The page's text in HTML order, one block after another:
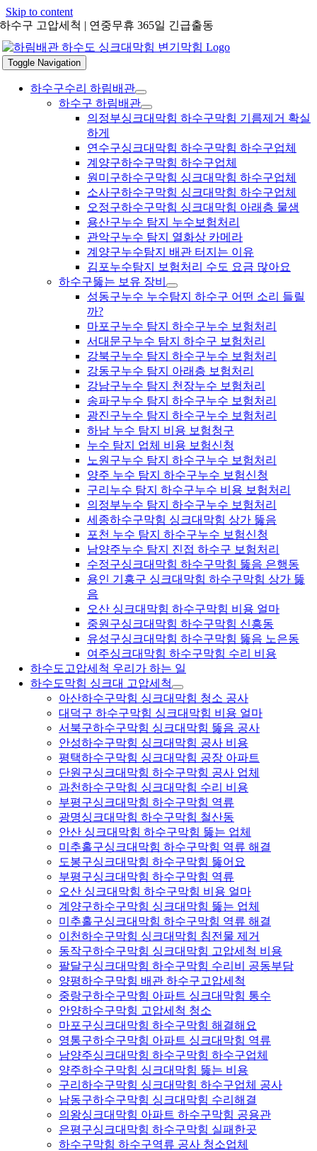
Skip to content
하수구 고압세척 | 연중무휴 365일 긴급출동
Toggle Navigation
하수구수리 하림배관
하수구 하림배관
의정부싱크대막힘 하수구막힘 기름제거 확실
하게
연수구싱크대막힘 하수구막힘 하수구업체
계양구하수구막힘 하수구업체
원미구하수구막힘 싱크대막힘 하수구업체
소사구하수구막힘 싱크대막힘 하수구업체
오정구하수구막힘 싱크대막힘 아래층 물샘
용산구누수 탐지 누수보험처리
관악구누수 탐지 열화상 카메라
계양구누수탐지 배관 터지는 이유
김포누수탐지 보험처리 수도 요금 많아요
하수구뚫는 보유 장비
성동구누수 누수탐지 하수구 어떤 소리 들릴
까?
마포구누수 탐지 하수구누수 보험처리
서대문구누수 탐지 하수구 보험처리
강북구누수 탐지 하수구누수 보험처리
강동구누수 탐지 아래층 보험처리
강남구누수 탐지 천장누수 보험처리
송파구누수 탐지 하수구누수 보험처리
광진구누수 탐지 하수구누수 보험처리
하남 누수 탐지 비용 보험청구
누수 탐지 업체 비용 보험신청
노원구누수 탐지 하수구누수 보험처리
양주 누수 탐지 하수구누수 보험신청
구리누수 탐지 하수구누수 비용 보험처리
의정부누수 탐지 하수구누수 보험처리
세종하수구막힘 싱크대막힘 상가 뚫음
포천 누수 탐지 하수구누수 보험신청
남양주누수 탐지 진접 하수구 보험처리
수정구싱크대막힘 하수구막힘 뚫음 은행동
용인 기흥구 싱크대막힘 하수구막힘 상가 뚫
음
오산 싱크대막힘 하수구막힘 비용 얼마
중원구싱크대막힘 하수구막힘 신흥동
유성구싱크대막힘 하수구막힘 뚫음 노은동
여주싱크대막힘 하수구막힘 수리 비용
하수도고압세척 우리가 하는 일
하수도막힘 싱크대 고압세척
아산하수구막힘 싱크대막힘 청소 공사
대덕구 하수구막힘 싱크대막힘 비용 얼마
서북구하수구막힘 싱크대막힘 뚫음 공사
안성하수구막힘 싱크대막힘 공사 비용
평택하수구막힘 싱크대막힘 공장 아파트
단원구싱크대막힘 하수구막힘 공사 업체
과천하수구막힘 싱크대막힘 수리 비용
부평구싱크대막힘 하수구막힘 역류
광명싱크대막힘 하수구막힘 철산동
안산 싱크대막힘 하수구막힘 뚫는 업체
미추홀구싱크대막힘 하수구막힘 역류 해결
도봉구싱크대막힘 하수구막힘 뚫어요
부평구싱크대막힘 하수구막힘 역류
오산 싱크대막힘 하수구막힘 비용 얼마
계양구하수구막힘 싱크대막힘 뚫는 업체
미추홀구싱크대막힘 하수구막힘 역류 해결
이천하수구막힘 싱크대막힘 침전물 제거
동작구하수구막힘 싱크대막힘 고압세척 비용
팔달구싱크대막힘 하수구막힘 수리비 공동부담
양평하수구막힘 배관 하수구고압세척
중랑구하수구막힘 아파트 싱크대막힘 통수
안양하수구막힘 고압세척 청소
마포구싱크대막힘 하수구막힘 해결해요
영통구하수구막힘 아파트 싱크대막힘 역류
남양주싱크대막힘 하수구막힘 하수구업체
양주하수구막힘 싱크대막힘 뚫는 비용
구리하수구막힘 싱크대막힘 하수구업체 공사
남동구하수구막힘 싱크대막힘 수리해결
의왕싱크대막힘 아파트 하수구막힘 공용관
은평구싱크대막힘 하수구막힘 실패한곳
하수구막힘 하수구역류 공사 청소업체